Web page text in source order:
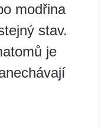
modřina
stav.
je